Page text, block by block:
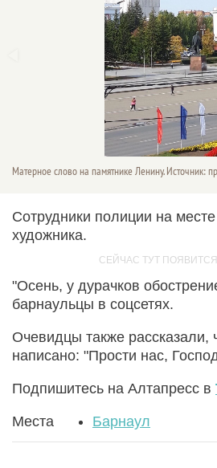
Матерное слово на памятнике Ленину. Источник:
Сотрудники полиции на
художника.
"Осень, у дурачков
барнаульцы в соцсетях.
Очевидцы также рассказали,
написано: "Прости нас,
Подпишитесь на Алтапресс в
Места Барнаул